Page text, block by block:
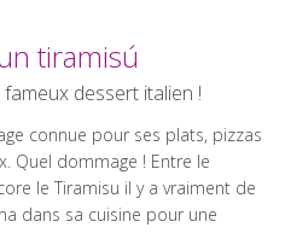
tiramisú
dessert italien !
connue pour ses plats, pizzas
Quel dommage ! Entre le
le Tiramisu il y a vraiment de
dans sa cuisine pour une